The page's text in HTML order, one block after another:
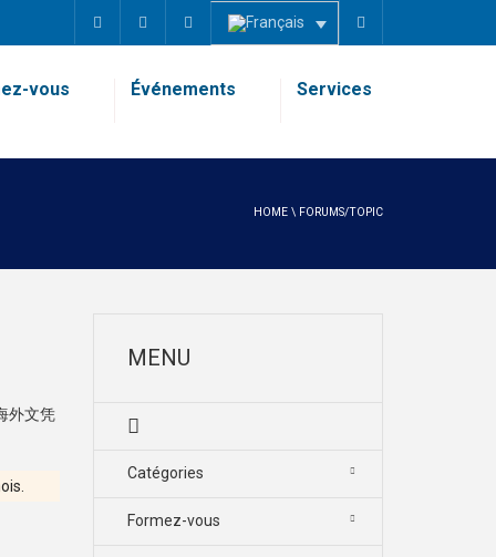
vous Événements Services
HOME \ FORUMS/TOPIC
外文凭
MENU
Catégories
Formez-vous